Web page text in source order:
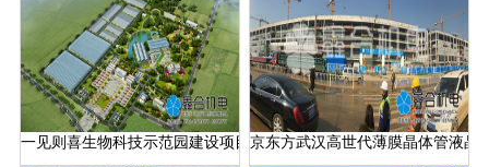
一见则喜生物科技示范园建设项目 京东方武汉高世代薄膜晶体管液晶